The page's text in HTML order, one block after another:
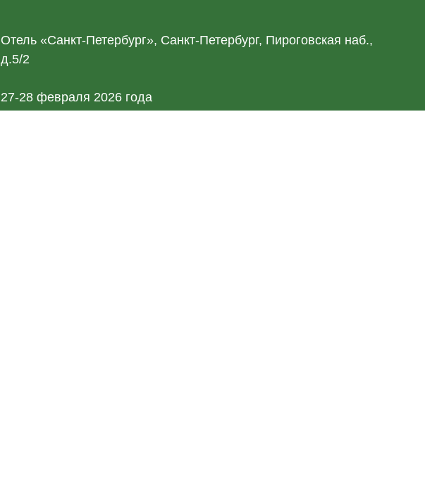
Отель «Санкт-Петербург», Санкт-Петербург, Пироговская наб.,
д.5/2
27-28 февраля 2026 года